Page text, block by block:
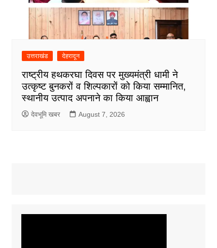
उत्तराखंड देहरादून
राष्ट्रीय हथकरघा दिवस पर मुख्यमंत्री धामी ने
उत्कृष्ट बुनकरों व शिल्पकारों को किया सम्मानित,
स्थानीय उत्पाद अपनाने का किया आह्वान
देवभूमि खबर August 7, 2026